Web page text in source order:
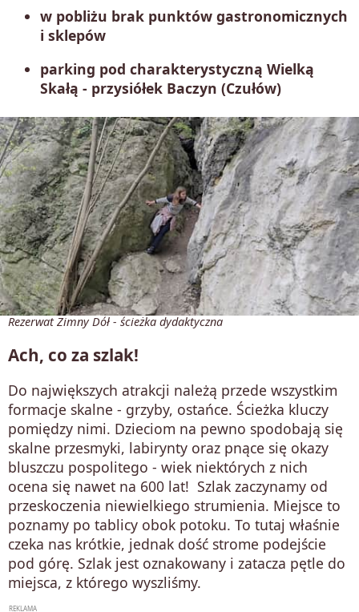
w pobliżu brak punktów gastronomicznych
i sklepów
parking pod charakterystyczną Wielką
Skałą - przysiółek Baczyn (Czułów)
Rezerwat Zimny Dół - ścieżka dydaktyczna
Ach, co za szlak!
Do największych atrakcji należą przede wszystkim
formacje skalne - grzyby, ostańce. Ścieżka kluczy
pomiędzy nimi. Dzieciom na pewno spodobają się
skalne przesmyki, labirynty oraz pnące się okazy
bluszczu pospolitego - wiek niektórych z nich
ocena się nawet na 600 lat! Szlak zaczynamy od
przeskoczenia niewielkiego strumienia. Miejsce to
poznamy po tablicy obok potoku. To tutaj właśnie
czeka nas krótkie, jednak dość strome podejście
pod górę. Szlak jest oznakowany i zatacza pętle do
miejsca, z którego wyszliśmy.